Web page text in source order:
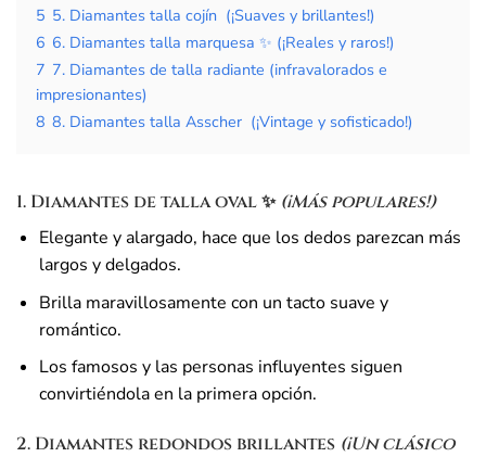
5 5. Diamantes talla cojín ️ (¡Suaves y brillantes!)
6 6. Diamantes talla marquesa ✨ (¡Reales y raros!)
7 7. Diamantes de talla radiante (infravalorados e
impresionantes)
8 8. Diamantes talla Asscher ️ (¡Vintage y sofisticado!)
1. Diamantes de talla oval✨ (¡Más populares!)
Elegante y alargado, hace que los dedos parezcan más
largos y delgados.
Brilla maravillosamente con un tacto suave y
romántico.
Los famosos y las personas influyentes siguen
convirtiéndola en la primera opción.
2. Diamantes redondos brillantes (¡Un clásico